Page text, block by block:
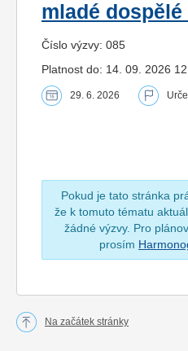
mladé dospělé
Číslo výzvy: 085
Platnost do: 14. 09. 2026
29. 6. 2026
Pokud je tato stránka
že k tomuto tématu
žádné výzvy. Pro
prosím
Na začátek stránky